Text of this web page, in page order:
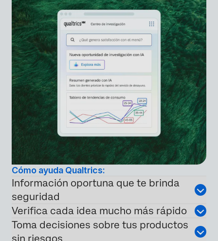
Cómo ayuda Qualtrics:
Información oportuna que te brinda
seguridad
Verifica cada idea mucho más rápido
Toma decisiones sobre tus productos
sin riesgos